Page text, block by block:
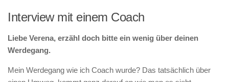
Interview mit einem Coach
Liebe Verena, erzähl doch bitte ein wenig über deinen
Werdegang.
Mein Werdegang wie ich Coach wurde? Das tatsächlich über